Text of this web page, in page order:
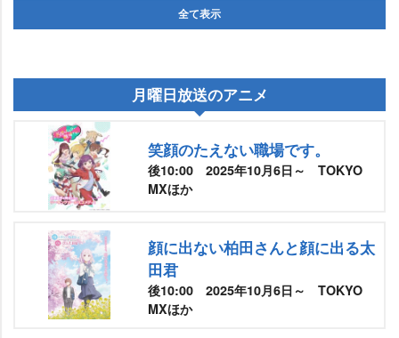
全て表示
月曜日放送のアニメ
笑顔のたえない職場です。
後10:00 2025年10月6日～ TOKYO
MXほか
顔に出ない柏田さんと顔に出る太
田君
後10:00 2025年10月6日～ TOKYO
MXほか